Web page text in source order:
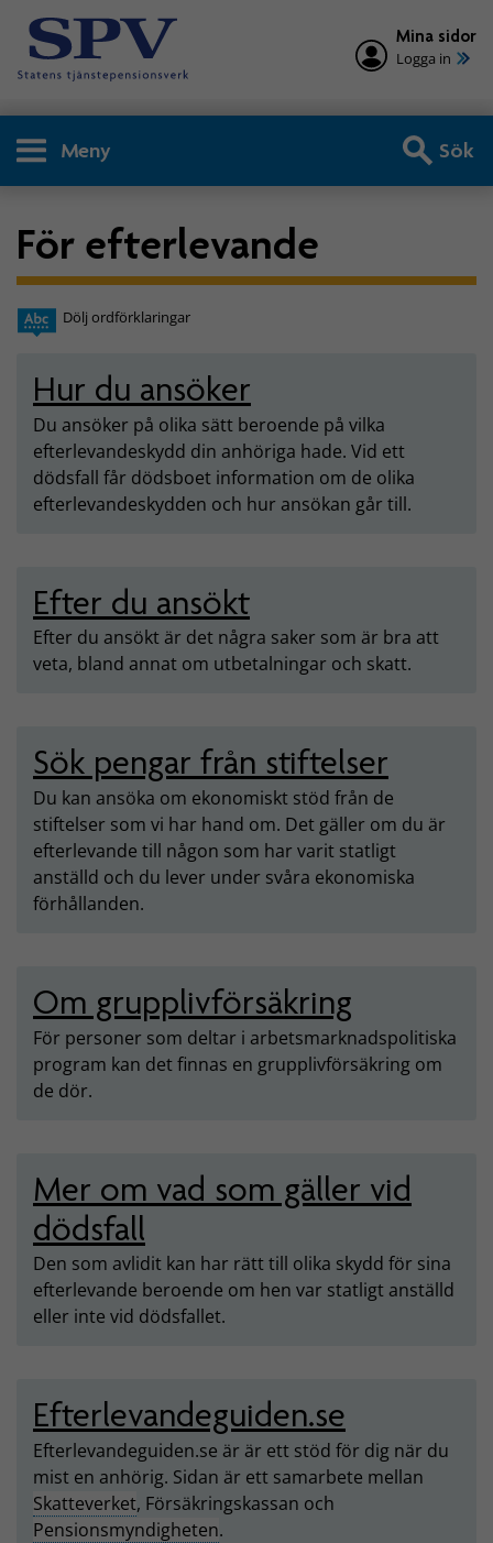
Mina sidor
Logga in
Meny Sök
För efterlevande
Dölj ordförklaringar
Hur du ansöker
Du ansöker på olika sätt beroende på vilka
efterlevandeskydd din anhöriga hade. Vid ett
dödsfall får dödsboet information om de olika
efterlevandeskydden och hur ansökan går till.
Efter du ansökt
Efter du ansökt är det några saker som är bra att
veta, bland annat om utbetalningar och skatt.
Sök pengar från stiftelser
Du kan ansöka om ekonomiskt stöd från de
stiftelser som vi har hand om. Det gäller om du är
efterlevande till någon som har varit statligt
anställd och du lever under svåra ekonomiska
förhållanden.
Om grupplivförsäkring
För personer som deltar i arbets­marknads­politiska
program kan det finnas en grupplivförsäkring om
de dör.
Mer om vad som gäller vid
dödsfall
Den som avlidit kan har rätt till olika skydd för sina
efterlevande beroende om hen var statligt anställd
eller inte vid dödsfallet.
Efterlevandeguiden.se
Efterlevandeguiden.se är är ett stöd för dig när du
mist en anhörig. Sidan är ett samarbete mellan
Skatteverket, Försäkringskassan och
Pensionsmyndigheten.